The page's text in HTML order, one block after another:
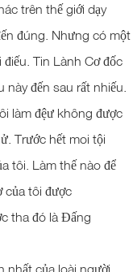
trên thế giới dạy
đúng. Nhưng có một
Tin Lành Cơ đốc
đến sau rất nhiếu.
làm đệư không được
Trước hết moi tội
tôi. Làm thế nào để
của tôi được
tha đó là Đấng
nhất của loài người